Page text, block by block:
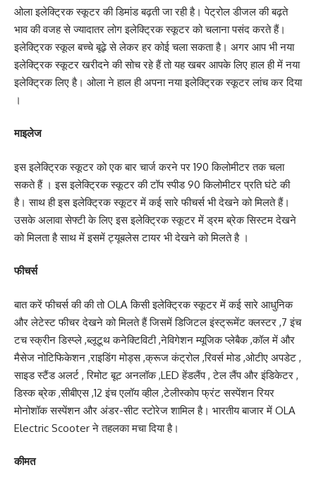
ओला इलेक्ट्रिक स्कूटर की डिमांड बढ़ती जा रही है। पेट्रोल डीजल की बढ़ते
भाव की वजह से ज्यादातर लोग इलेक्ट्रिक स्कूटर को चलाना पसंद करते हैं।
इलेक्ट्रिक स्कूल बच्चे बूढ़े से लेकर हर कोई चला सकता है। अगर आप भी नया
इलेक्ट्रिक स्कूटर खरीदने की सोच रहे हैं तो यह खबर आपके लिए हाल ही में नया
इलेक्ट्रिक लिए है। ओला ने हाल ही अपना नया इलेक्ट्रिक स्कूटर लांच कर दिया
।
माइलेज
इस इलेक्ट्रिक स्कूटर को एक बार चार्ज करने पर 190 किलोमीटर तक चला
सकते हैं । इस इलेक्ट्रिक स्कूटर की टॉप स्पीड 90 किलोमीटर प्रति घंटे की
है। साथ ही इस इलेक्ट्रिक स्कूटर में कई सारे फीचर्स भी देखने को मिलते हैं।
उसके अलावा सेफ्टी के लिए इस इलेक्ट्रिक स्कूटर में ड्रम ब्रेक सिस्टम देखने
को मिलता है साथ में इसमें ट्यूबलेस टायर भी देखने को मिलते है ।
फीचर्स
बात करें फीचर्स की की तो OLA किसी इलेक्ट्रिक स्कूटर में कई सारे आधुनिक
और लेटेस्ट फीचर देखने को मिलते हैं जिसमें डिजिटल इंस्ट्रूमेंट क्लस्टर ,7 इंच
टच स्क्रीन डिस्प्ले ,ब्लूटूथ कनेक्टिविटी ,नेविगेशन म्यूजिक प्लेबैक ,कॉल में और
मैसेज नोटिफिकेशन ,राइडिंग मोड्स ,क्रूज कंट्रोल ,रिवर्स मोड ,ओटीए अपडेट ,
साइड स्टैंड अलर्ट , रिमोट बूट अनलॉक ,LED हेंडलैंप , टेल लैंप और इंडिकेटर ,
डिस्क ब्रेक ,सीबीएस ,12 इंच एलॉय व्हील ,टेलीस्कोप फ्रंट सस्पेंशन रियर
मोनोशॉक सस्पेंशन और अंडर-सीट स्टोरेज शामिल है। भारतीय बाजार में OLA
Electric Scooter ने तहलका मचा दिया है।
कीमत